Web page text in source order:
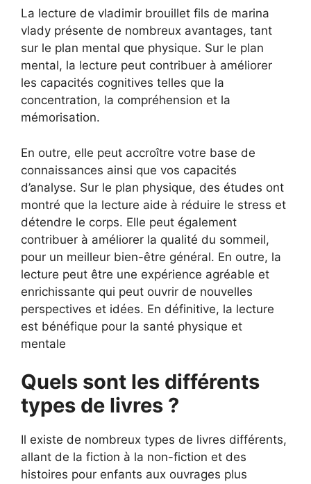
La lecture de vladimir brouillet fils de marina
vlady présente de nombreux avantages, tant
sur le plan mental que physique. Sur le plan
mental, la lecture peut contribuer à améliorer
les capacités cognitives telles que la
concentration, la compréhension et la
mémorisation.
En outre, elle peut accroître votre base de
connaissances ainsi que vos capacités
d’analyse. Sur le plan physique, des études ont
montré que la lecture aide à réduire le stress et
détendre le corps. Elle peut également
contribuer à améliorer la qualité du sommeil,
pour un meilleur bien-être général. En outre, la
lecture peut être une expérience agréable et
enrichissante qui peut ouvrir de nouvelles
perspectives et idées. En définitive, la lecture
est bénéfique pour la santé physique et
mentale
Quels sont les différents
types de livres ?
Il existe de nombreux types de livres différents,
allant de la fiction à la non-fiction et des
histoires pour enfants aux ouvrages plus